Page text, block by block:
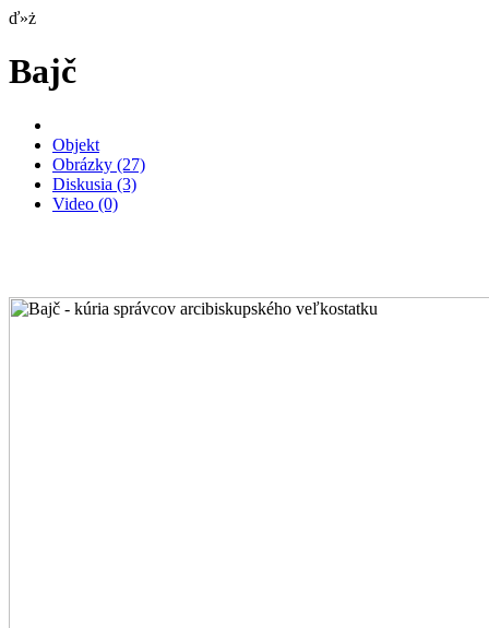
ď»ż
Bajč
Objekt
Obrázky (27)
Diskusia (3)
Video (0)